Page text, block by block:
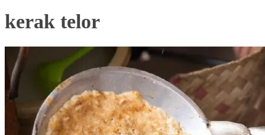
kerak telor